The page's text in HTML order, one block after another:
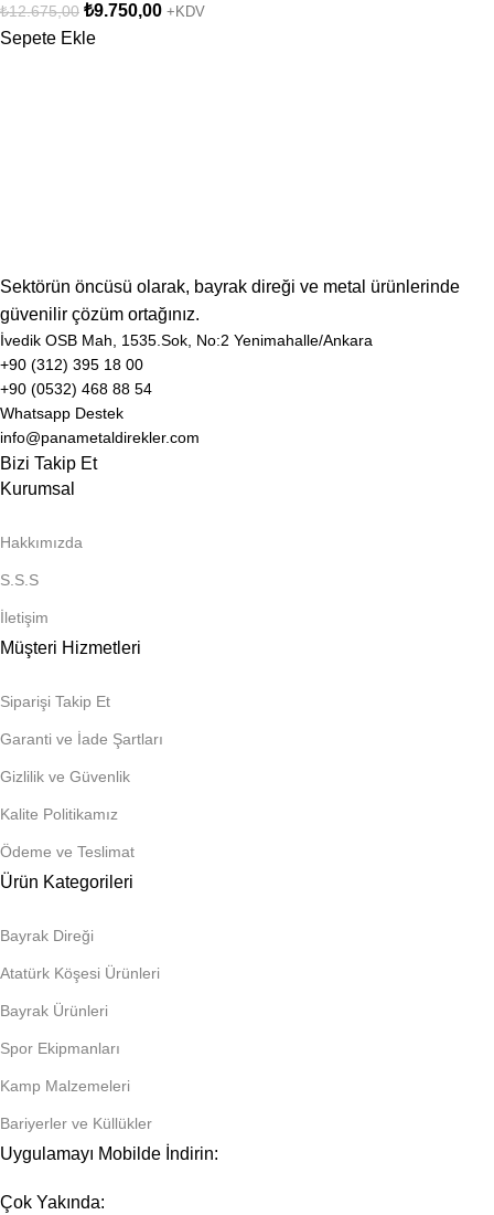
₺12.675,00 ₺9.750,00 +KDV
Sepete Ekle
Sektörün öncüsü olarak, bayrak direği ve metal ürünlerinde
güvenilir çözüm ortağınız.
İvedik OSB Mah, 1535.Sok, No:2 Yenimahalle/Ankara
+90 (312) 395 18 00
+90 (0532) 468 88 54
Whatsapp Destek
info@panametaldirekler.com
Bizi Takip Et
Kurumsal
Hakkımızda
S.S.S
İletişim
Müşteri Hizmetleri
Siparişi Takip Et
Garanti ve İade Şartları
Gizlilik ve Güvenlik
Kalite Politikamız
Ödeme ve Teslimat
Ürün Kategorileri
Bayrak Direği
Atatürk Köşesi Ürünleri
Bayrak Ürünleri
Spor Ekipmanları
Kamp Malzemeleri
Bariyerler ve Küllükler
Uygulamayı Mobilde İndirin:
Çok Yakında: